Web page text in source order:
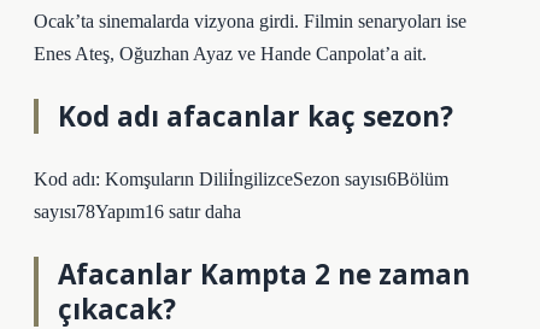
Ocak’ta sinemalarda vizyona girdi. Filmin senaryoları ise
Enes Ateş, Oğuzhan Ayaz ve Hande Canpolat’a ait.
Kod adı afacanlar kaç sezon?
Kod adı: Komşuların DiliİngilizceSezon sayısı6Bölüm
sayısı78Yapım16 satır daha
Afacanlar Kampta 2 ne zaman
çıkacak?